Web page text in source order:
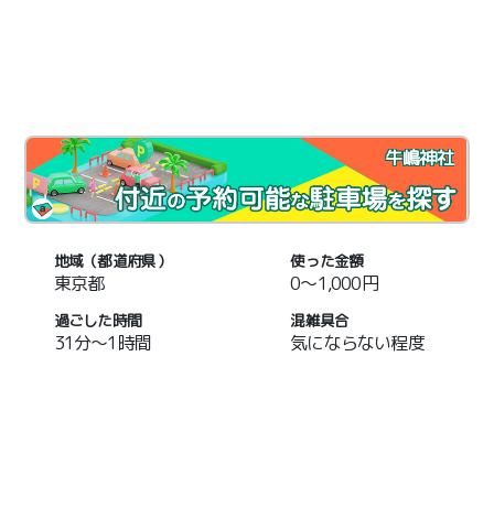
牛嶋神社
地域（都道府県）
東京都
使った金額
0～1,000円
過ごした時間
31分～1時間
混雑具合
気にならない程度